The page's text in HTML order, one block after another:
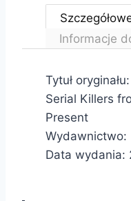
Informacje
Tytuł
Serial Killers
Present
Wydawnictwo:
Data wydania: